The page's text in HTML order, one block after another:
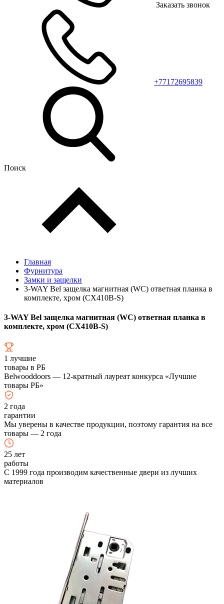
Заказать звонок
+77172695839
Поиск
Главная
Фурнитура
Замки и защелки
3-WAY Bel защелка магнитная (WC) ответная планка в
комплекте, хром (CX410B-S)
3-WAY Bel защелка магнитная (WC) ответная планка в
комплекте, хром (CX410B-S)
1 лучшие
товары в РБ
Belwooddoors — 12-кратный лауреат конкурса «Лучшие
товары РБ»
2 года
гарантии
Мы уверены в качестве продукции, поэтому гарантия на все
товары — 2 года
25 лет
работы
С 1999 года производим качественные двери из лучших
материалов